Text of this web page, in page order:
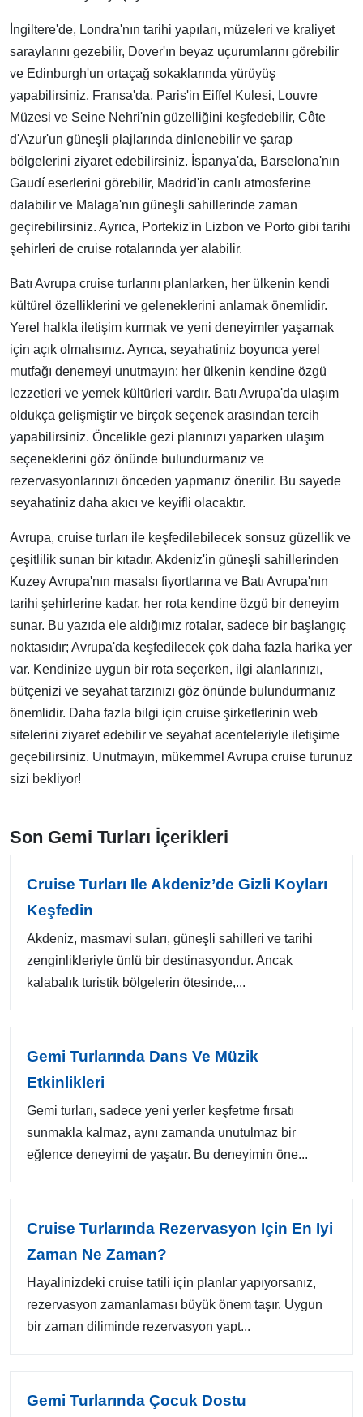
İngiltere'de, Londra'nın tarihi yapıları, müzeleri ve kraliyet
saraylarını gezebilir, Dover'ın beyaz uçurumlarını görebilir
ve Edinburgh'un ortaçağ sokaklarında yürüyüş
yapabilirsiniz. Fransa'da, Paris'in Eiffel Kulesi, Louvre
Müzesi ve Seine Nehri'nin güzelliğini keşfedebilir, Côte
d'Azur'un güneşli plajlarında dinlenebilir ve şarap
bölgelerini ziyaret edebilirsiniz. İspanya'da, Barselona'nın
Gaudí eserlerini görebilir, Madrid'in canlı atmosferine
dalabilir ve Malaga'nın güneşli sahillerinde zaman
geçirebilirsiniz. Ayrıca, Portekiz'in Lizbon ve Porto gibi tarihi
şehirleri de cruise rotalarında yer alabilir.
Batı Avrupa cruise turlarını planlarken, her ülkenin kendi
kültürel özelliklerini ve geleneklerini anlamak önemlidir.
Yerel halkla iletişim kurmak ve yeni deneyimler yaşamak
için açık olmalısınız. Ayrıca, seyahatiniz boyunca yerel
mutfağı denemeyi unutmayın; her ülkenin kendine özgü
lezzetleri ve yemek kültürleri vardır. Batı Avrupa'da ulaşım
oldukça gelişmiştir ve birçok seçenek arasından tercih
yapabilirsiniz. Öncelikle gezi planınızı yaparken ulaşım
seçeneklerini göz önünde bulundurmanız ve
rezervasyonlarınızı önceden yapmanız önerilir. Bu sayede
seyahatiniz daha akıcı ve keyifli olacaktır.
Avrupa, cruise turları ile keşfedilebilecek sonsuz güzellik ve
çeşitlilik sunan bir kıtadır. Akdeniz'in güneşli sahillerinden
Kuzey Avrupa'nın masalsı fiyortlarına ve Batı Avrupa'nın
tarihi şehirlerine kadar, her rota kendine özgü bir deneyim
sunar. Bu yazıda ele aldığımız rotalar, sadece bir başlangıç
noktasıdır; Avrupa'da keşfedilecek çok daha fazla harika yer
var. Kendinize uygun bir rota seçerken, ilgi alanlarınızı,
bütçenizi ve seyahat tarzınızı göz önünde bulundurmanız
önemlidir. Daha fazla bilgi için cruise şirketlerinin web
sitelerini ziyaret edebilir ve seyahat acenteleriyle iletişime
geçebilirsiniz. Unutmayın, mükemmel Avrupa cruise turunuz
sizi bekliyor!
Son Gemi Turları İçerikleri
Cruise Turları Ile Akdeniz’de Gizli Koyları
Keşfedin
Akdeniz, masmavi suları, güneşli sahilleri ve tarihi
zenginlikleriyle ünlü bir destinasyondur. Ancak
kalabalık turistik bölgelerin ötesinde,...
Gemi Turlarında Dans Ve Müzik
Etkinlikleri
Gemi turları, sadece yeni yerler keşfetme fırsatı
sunmakla kalmaz, aynı zamanda unutulmaz bir
eğlence deneyimi de yaşatır. Bu deneyimin öne...
Cruise Turlarında Rezervasyon Için En Iyi
Zaman Ne Zaman?
Hayalinizdeki cruise tatili için planlar yapıyorsanız,
rezervasyon zamanlaması büyük önem taşır. Uygun
bir zaman diliminde rezervasyon yapt...
Gemi Turlarında Çocuk Dostu